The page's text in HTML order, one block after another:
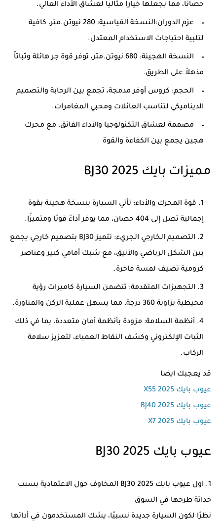
حصاناً، مما يجعلها خياراً مثالياً لعشاق الأداء العالي.
عزم الدوران:النسخة القياسية: 280 نيوتن.متر، كافية
لتلبية احتياجات الاستخدام المعتدل.
النسخة الهجينة: 680 نيوتن.متر، توفر قوة جر هائلة وثباتاً
مذهلاً على الطريق.
الحجم: كروس أوفر مدمجة، تجمع بين الرحابة والتصميم
الديناميكي لتناسب العائلات ومحبي المغامرات.
مصممة لعشاق التكنولوجيا والأداء الفائق، مع محرك
هجين يجمع بين الكفاءة والقوة
مميزات بايك BJ30 2025
قوة المحرك والأداء: تأتي السيارة بنسخة هجينة بقوة
إجمالية تصل إلى 404 حصان، مما يوفر أداءً قويًا ومتميزًا.
التصميم الخارجي الجريء: تتميز BJ30 بتصميم خارجي يجمع
بين الشكل الرياضي والأنيق، مع شبك أمامي كبير وعناصر
كرومية تضيف لمسة فاخرة.
التجهيزات المتقدمة: تتضمن السيارة كاميرات رؤية
محيطية بزاوية 360 درجة، مما يسهل عملية الركن والمناورة.
أنظمة السلامة: مزودة بأنظمة أمان متعددة، بما في ذلك
الثبات الإلكتروني وكشف النقاط العمياء، لتعزيز سلامة
الركاب.
قد يعجبك ايضا
عيوب بايك X55 2025
عيوب بايك BJ40 2025
عيوب بايك X7 2025
عيوب بايك BJ30 2025
1. اول عيوب بايك BJ30 2025 المخاوف حول الاعتمادية بسبب
حداثة طرحها في السوق
نظرًا لكون السيارة جديدة نسبيًا، يشك المستخدمون في أدائها